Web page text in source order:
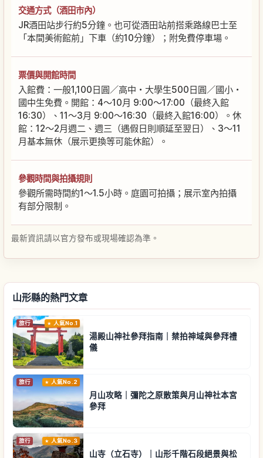
交通方式（酒田市內）
JR酒田站步行約5分鐘。也可從酒田站前搭乘路線巴士至
「本間美術館前」下車（約10分鐘）；附免費停車場。
票價與開館時間
入館費：一般1,100日圓／高中・大學生500日圓／國小・
國中生免費。開館：4～10月 9:00～17:00（最終入館
16:30）、11～3月 9:00～16:30（最終入館16:00）。休
館：12～2月週二、週三（遇假日則順延至翌日）、3～11
月基本無休（展示更換等可能休館）。
參觀時間與拍攝規則
參觀所需時間約1～1.5小時。庭園可拍攝；展示室內拍攝
有部分限制。
最新資訊請以官方發布或現場確認為準。
山形縣的熱門文章
旅行 人氣No.1
湯殿山神社參拜指南｜禁拍神域與參拜禮
儀
旅行 人氣No.2
月山攻略｜彌陀之原散策與月山神社本宮
參拜
旅行 人氣No.3
山寺（立石寺）｜山形千階石段絕景與松